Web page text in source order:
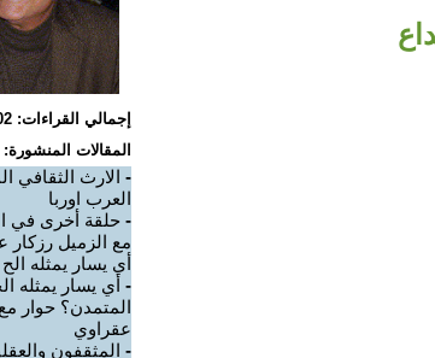
إجمالي القراءات: 924,802
المقالات المنشورة: 87
- الارث الثقافي
العرب اوربا
- حلقة أخرى في
مع الزميل رزكار
أي يسار يمثله
- أي يسار يمثله
المتمدن؟ حوار
عقراوي
- المثقفون